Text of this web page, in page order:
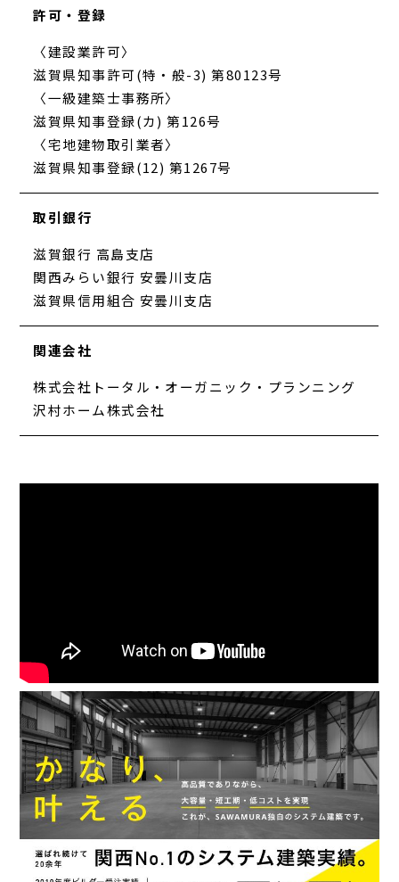
許可・登録
〈建設業許可〉
滋賀県知事許可(特・般-3) 第80123号
〈一級建築士事務所〉
滋賀県知事登録(カ) 第126号
〈宅地建物取引業者〉
滋賀県知事登録(12) 第1267号
取引銀行
滋賀銀行 高島支店
関西みらい銀行 安曇川支店
滋賀県信用組合 安曇川支店
関連会社
株式会社トータル・オーガニック・プランニング
沢村ホーム株式会社